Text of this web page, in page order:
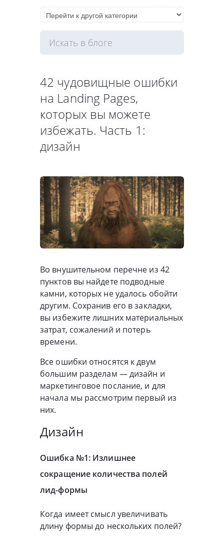
42 чудовищные ошибки
на Landing Pages,
которых вы можете
избежать. Часть 1:
дизайн
Во внушительном перечне из 42
пунктов вы найдете подводные
камни, которых не удалось обойти
другим. Сохранив его в закладки,
вы избежите лишних материальных
затрат, сожалений и потерь
времени.
Все ошибки относятся к двум
большим разделам — дизайн и
маркетинговое послание, и для
начала мы рассмотрим первый из
них.
Дизайн
Ошибка №1: Излишнее
сокращение количества полей
лид-формы
Когда имеет смысл увеличивать
длину формы до нескольких полей?